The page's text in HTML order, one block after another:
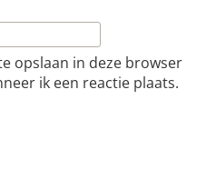
opslaan in deze browser
ik een reactie plaats.